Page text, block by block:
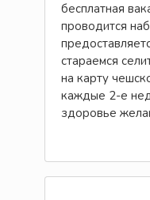
бесплатная
проводится
стараемся
на карту
каждые 2-е
здоровье